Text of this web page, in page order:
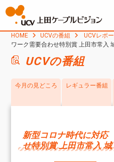
HOME UCVの番組 UCVレポー
ワーク需要合わせ特別賞 上田市常入
UCVの番組
今月の見どころ レギュラー番組
新型コロナ時代に対
せ特別賞 上田市常入